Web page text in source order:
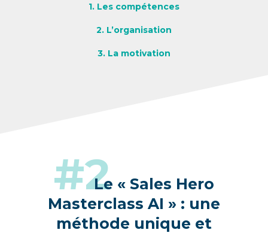
1. Les compétences
2. L’organisation
3. La motivation
#2Le « Sales Hero
Masterclass AI » : une
méthode unique et